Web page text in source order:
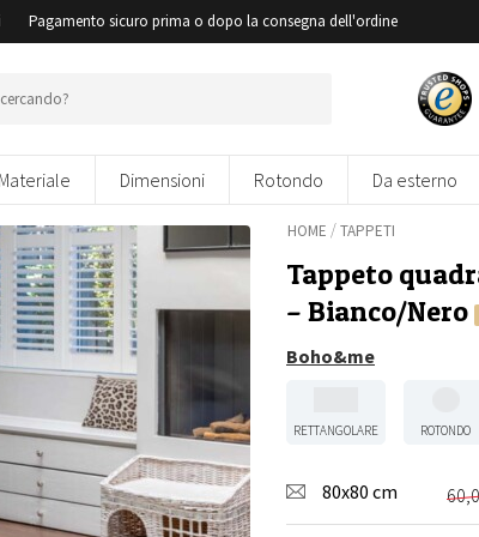
Pagamento sicuro prima o dopo la consegna dell'ordine
Materiale Dimensioni Rotondo Da esterno
HOME /TAPPETI
Tappeto
– Bianco/Nero
Boho&me
RETTANGOLARE ROTONDO
80x80 cm Il
Il